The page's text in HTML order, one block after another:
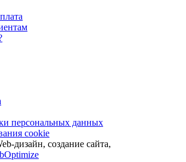
персональных данных
cookie
дизайн, создание сайта,